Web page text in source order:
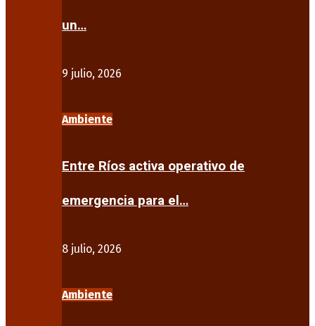
un…
9 julio, 2026
Ambiente
Entre Ríos activa operativo de
emergencia para el…
8 julio, 2026
Ambiente